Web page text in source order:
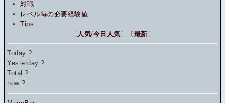
対戦
レベル毎の必要経験値
Tips
〔 人気/今日人気 〕〔 最新 〕
Today?
Yesterday?
Total?
now?